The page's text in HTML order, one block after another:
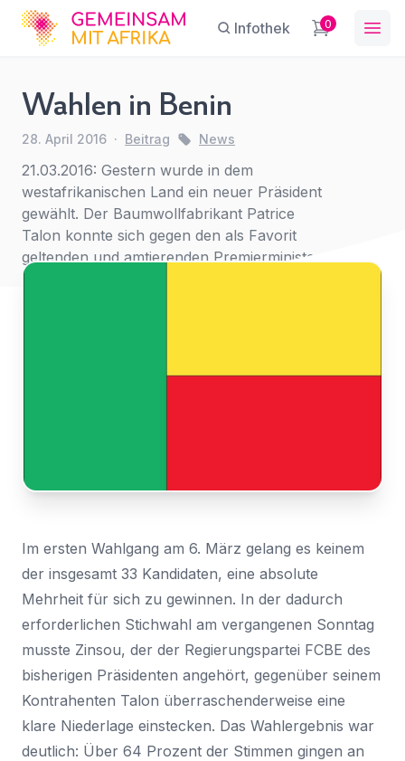
GFA Infothek 0
Wahlen in Benin
28. April 2016 · Beitrag News
21.03.2016: Gestern wurde in dem
westafrikanischen Land ein neuer Präsident
gewählt. Der Baumwollfabrikant Patrice
Talon konnte sich gegen den als Favorit
geltenden und amtierenden Premierminister
Lionel Zinsou in der Stichwahl durchsetzen.
Im ersten Wahlgang am 6. März gelang es keinem
der insgesamt 33 Kandidaten, eine absolute
Mehrheit für sich zu gewinnen. In der dadurch
erforderlichen Stichwahl am vergangenen Sonntag
musste Zinsou, der der Regierungspartei FCBE des
bisherigen Präsidenten angehört, gegenüber seinem
Kontrahenten Talon überraschenderweise eine
klare Niederlage einstecken. Das Wahlergebnis war
deutlich: Über 64 Prozent der Stimmen gingen an
Sie haben eine Frage?
Name*
stimme ihr zu.
Senden
Wahlen
Benin
News
Ein Konto erstellen
First Name *
Wählen Sie Ihr Bundesland...
Ihre persönlichen Daten werden verwendet, um Ihr
Erlebnis auf dieser Website zu unterstützen. Wie und
warum wir Ihre persönlichen Daten verwenden, können
Sie in unsererDatenschutzerklärungnachlesen.
Registrieren
Ein Link zum Erstellen eines neuen Passwort wird an deine
E-Mail-Adresse gesendet.
Abonnieren Sie unseren Newsletter
regelmäßige Updates.